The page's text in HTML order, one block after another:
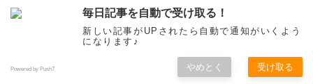
速いボールが一番の魅力
速い球弾きから繰り出されるボールスピードはかなりのクオリティ
ーで個人的には現存のラケットで最強だと思っています。
毎日記事を自動で受け取る！
新しい記事がUPされたら自動で通知がいくよう
になります♪
Powered by Push7 やめとく 受け取る